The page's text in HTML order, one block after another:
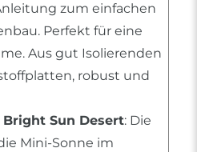
zum einfachen
Perfekt für eine
Aus gut Isolierenden
robust und
Bright Sun Desert: Die
Mini-Sonne im